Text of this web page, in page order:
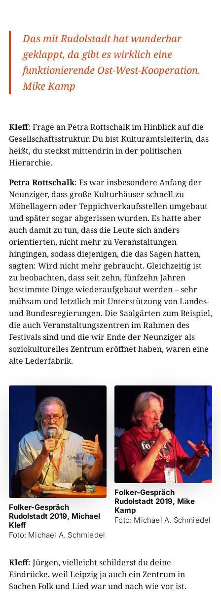
Das mit Rudolstadt hat wunderbar
geklappt, da gibt es wirklich eine
funktionierende Ost-West-Kooperation.
Mike Kamp
Kleff: Frage an Petra Rottschalk im Hinblick auf die
Gesellschaftsstruktur. Du bist Kulturamtsleiterin, das
heißt, du steckst mittendrin in der politischen
Hierarchie.
Petra Rottschalk: Es war insbesondere Anfang der
Neunziger, dass große Kulturhäuser schnell zu
Möbellagern oder Teppichverkaufsstellen umgebaut
und später sogar abgerissen wurden. Es hatte aber
auch damit zu tun, dass die Leute sich anders
orientierten, nicht mehr zu Veranstaltungen
hingingen, sodass diejenigen, die das Sagen hatten,
sagten: Wird nicht mehr gebraucht. Gleichzeitig ist
zu beobachten, dass seit zehn, fünfzehn Jahren
bestimmte Dinge wiederaufgebaut werden – sehr
mühsam und letztlich mit Unterstützung von Landes-
und Bundesregierungen. Die Saalgärten zum Beispiel,
die auch Veranstaltungszentren im Rahmen des
Festivals sind und die wir Ende der Neunziger als
soziokulturelles Zentrum eröffnet haben, waren eine
alte Lederfabrik.
Folker-Gespräch
Rudolstadt 2019, Michael
Kleff
Foto: Michael A. Schmiedel
Folker-Gespräch
Rudolstadt 2019, Mike
Kamp
Foto: Michael A. Schmiedel
Kleff: Jürgen, vielleicht schilderst du deine
Eindrücke, weil Leipzig ja auch ein Zentrum in
Sachen Folk und Lied war und nach wie vor ist.